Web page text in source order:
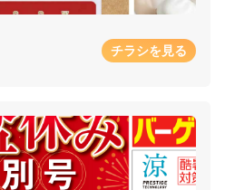
チラシを見る